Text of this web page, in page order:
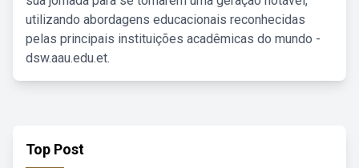
utilizando abordagens educacionais reconhecidas
pelas principais instituições acadêmicas do mundo -
dsw.aau.edu.et.
Top Post